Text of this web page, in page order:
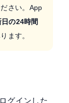
さい。App
の24時間
ます。
グインした